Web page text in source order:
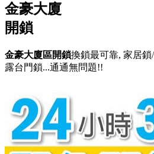
金豪大廈
開鎖
金豪大廈區開鎖換鎖最可靠, 家居
露台門鎖...通通無問題!!